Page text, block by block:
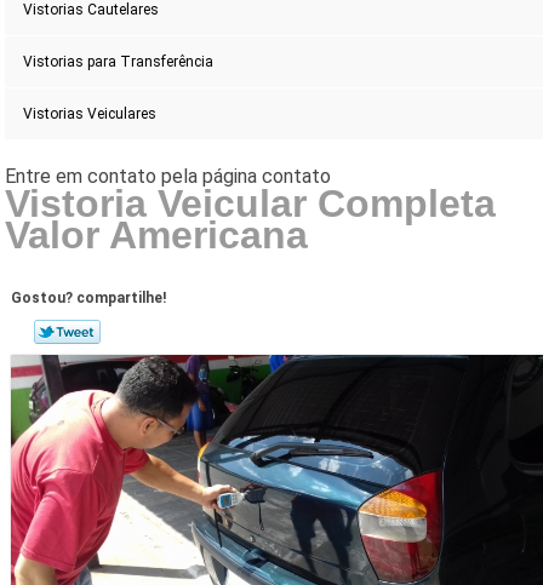
Vistorias Cautelares
Vistorias para Transferência
Vistorias Veiculares
Vistoria Veicular Completa
Valor Americana
Gostou? compartilhe!